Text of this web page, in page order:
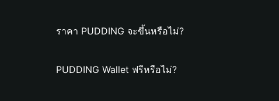
ราคา PUDDING จะขึ้นหรือไม่?
PUDDING Wallet ฟรีหรือไม่?